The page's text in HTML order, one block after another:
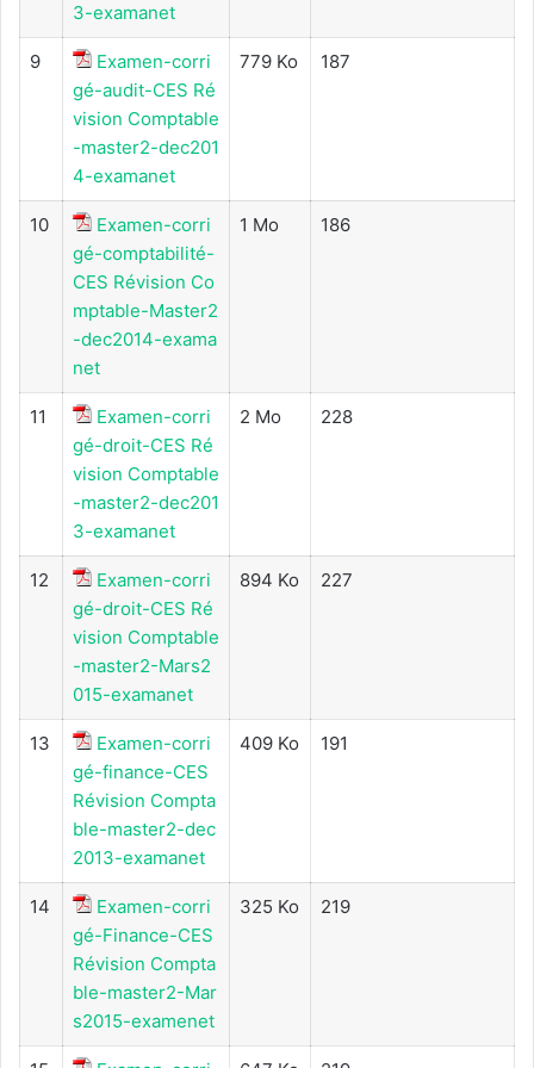
3-examanet
9
Examen-corri
gé-audit-CES Ré
vision Comptable
-master2-dec201
4-examanet
779 Ko 187
10
Examen-corri
gé-comptabilité-
CES Révision Co
mptable-Master2
-dec2014-exama
net
1 Mo 186
11
Examen-corri
gé-droit-CES Ré
vision Comptable
-master2-dec201
3-examanet
2 Mo 228
12
Examen-corri
gé-droit-CES Ré
vision Comptable
-master2-Mars2
015-examanet
894 Ko 227
13
Examen-corri
gé-finance-CES
Révision Compta
ble-master2-dec
2013-examanet
409 Ko 191
14
Examen-corri
gé-Finance-CES
Révision Compta
ble-master2-Mar
s2015-examenet
325 Ko 219